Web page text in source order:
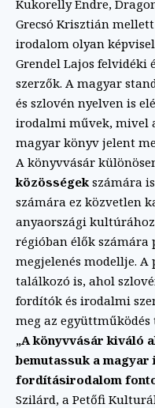
Kukorelly Endre,
Grecsó Krisztián
irodalom olyan
Grendel Lajos felvidéki
szerzők. A magyar
és szlovén nyelven is
irodalmi művek, mivel
magyar könyv jelent
A könyvvásár
közösségek számára
számára ez közvetlen
anyaországi
régióban élők számára
megjelenés modellje. A
találkozó is, ahol
fordítók és irodalmi
meg az
„A könyvvásár kiváló
bemutassuk a
fordításirodalom
Szilárd, a Petőfi